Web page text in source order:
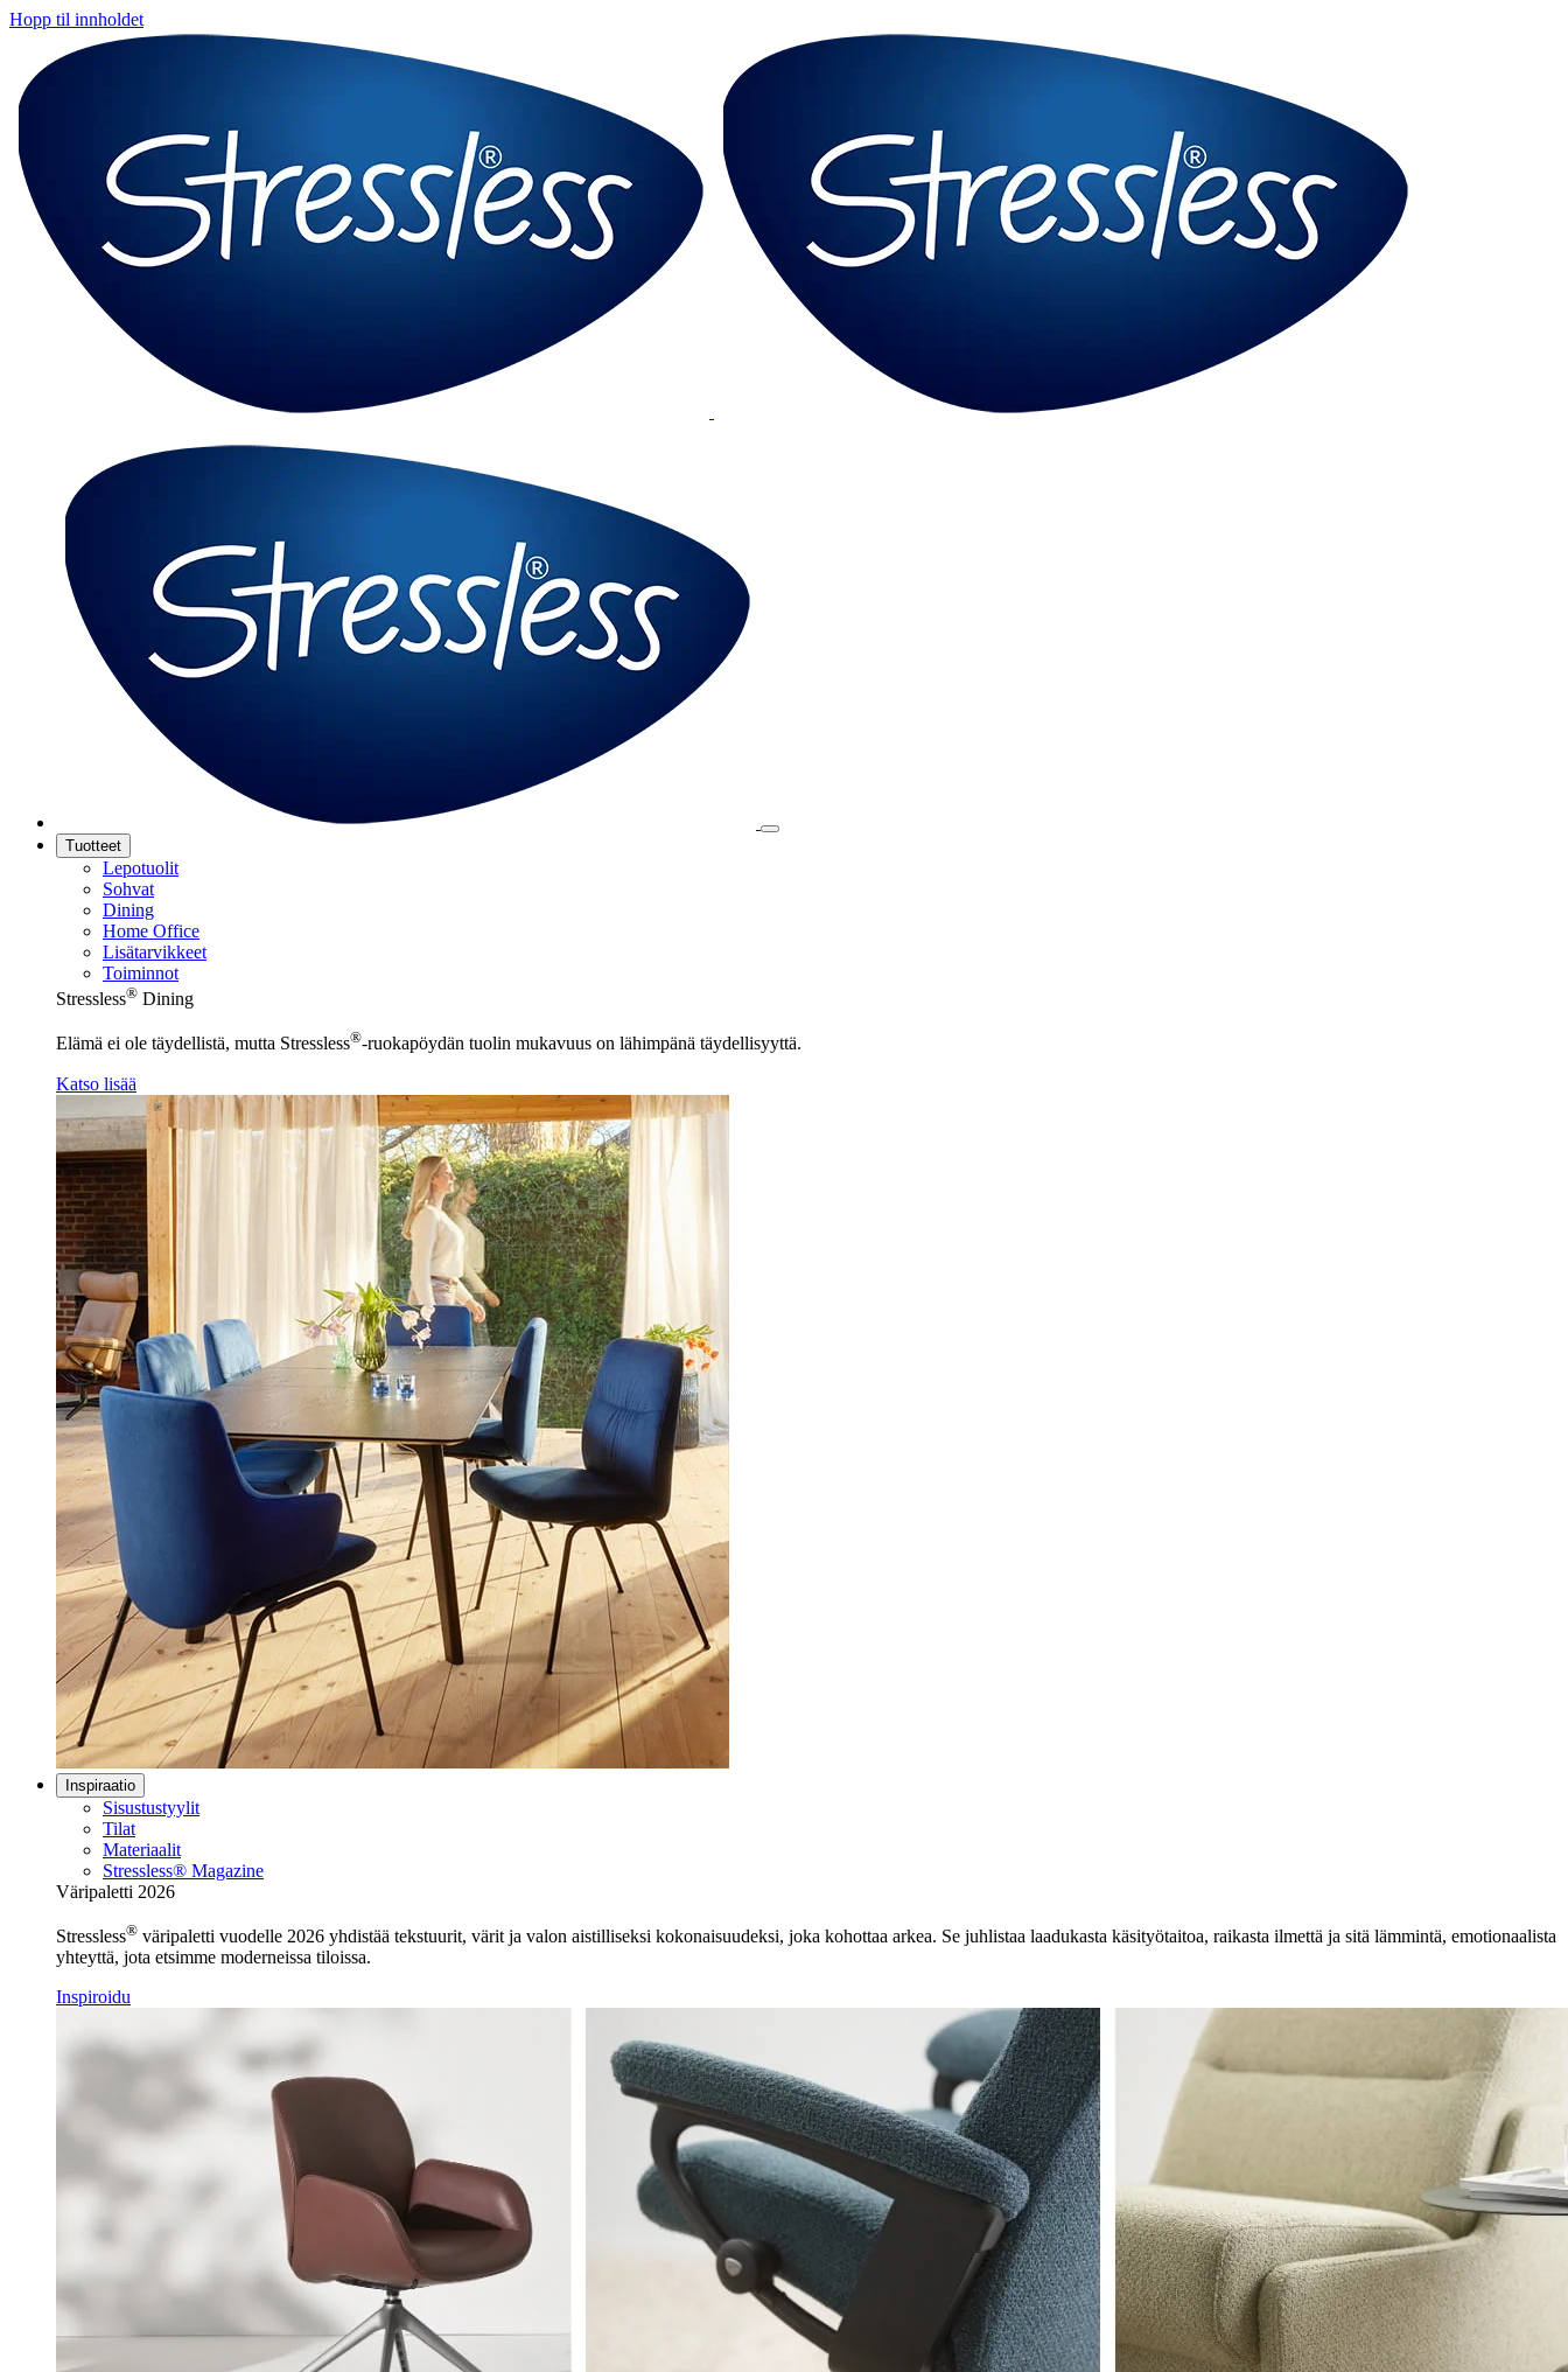
Hopp til innholdet
Tuotteet
Lepotuolit
Sohvat
Dining
Home Office
Lisätarvikkeet
Toiminnot
Stressless® Dining
Elämä ei ole täydellistä, mutta Stressless®-ruokapöydän tuolin mukavuus on lähimpänä täydellisyyttä.
Katso lisää
Inspiraatio
Sisustustyylit
Tilat
Materiaalit
Stressless® Magazine
Väripaletti 2026
Stressless® väripaletti vuodelle 2026 yhdistää tekstuurit, värit ja valon aistilliseksi kokonaisuudeksi, joka kohottaa arkea. Se juhlistaa laadukasta käsityötaitoa, raikasta ilmettä ja sitä lämmintä, emotionaalista
yhteyttä, jota etsimme moderneissa tiloissa.
Inspiroidu